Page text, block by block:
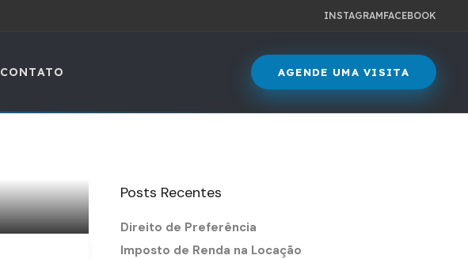
INSTAGRAMFACEBOOK
CONTATO AGENDE UMA VISITA
Posts Recentes
Direito de Preferência
Imposto de Renda na Locação